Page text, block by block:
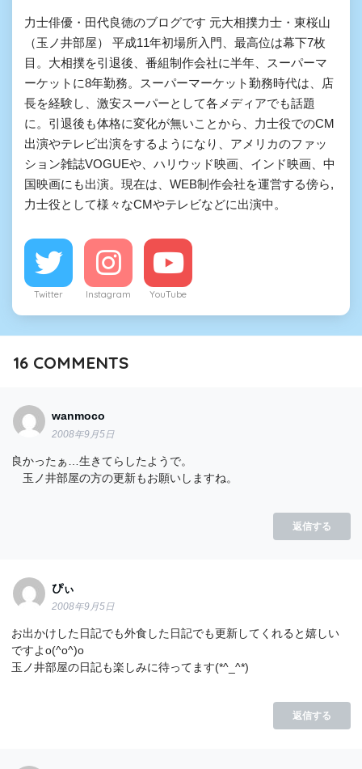
力士俳優・田代良徳のブログです 元大相撲力士・東桜山
（玉ノ井部屋） 平成11年初場所入門、最高位は幕下7枚
目。大相撲を引退後、番組制作会社に半年、スーパーマ
ーケットに8年勤務。スーパーマーケット勤務時代は、店
長を経験し、激安スーパーとして各メディアでも話題
に。引退後も体格に変化が無いことから、力士役でのCM
出演やテレビ出演をするようになり、アメリカのファッ
ション雑誌VOGUEや、ハリウッド映画、インド映画、中
国映画にも出演。現在は、WEB制作会社を運営する傍ら,
力士役として様々なCMやテレビなどに出演中。
Twitter Instagram YouTube
16COMMENTS
wanmoco
2008年9月5日
良かったぁ…生きてらしたようで。
玉ノ井部屋の方の更新もお願いしますね。
返信する
ぴぃ
2008年9月5日
お出かけした日記でも外食した日記でも更新してくれると嬉しい
ですよo(^o^)o
玉ノ井部屋の日記も楽しみに待ってます(*^_^*)
返信する